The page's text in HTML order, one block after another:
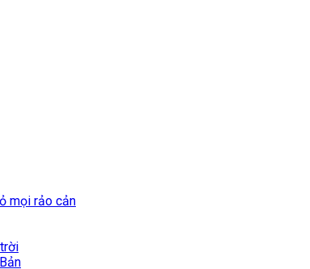
mọi rảo cản